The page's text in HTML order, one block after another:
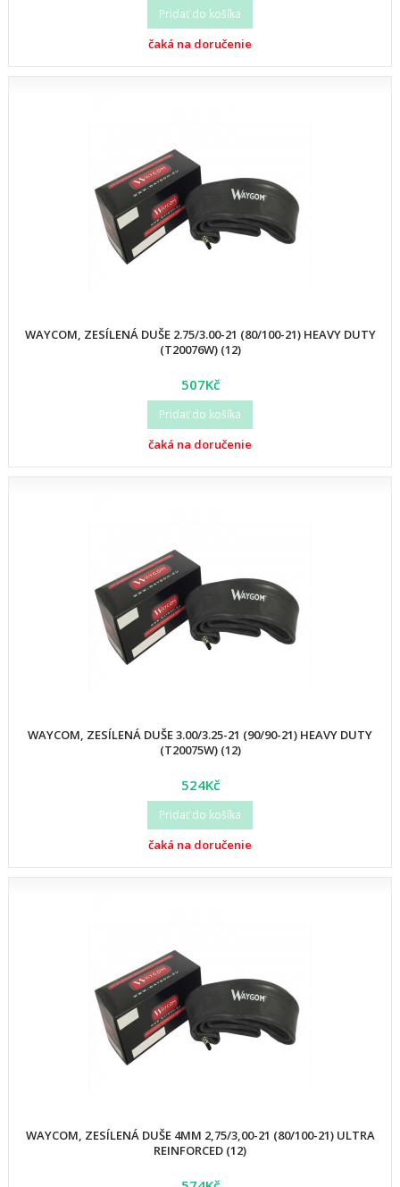
Pridať do košíka
čaká na doručenie
WAYCOM, ZESÍLENÁ DUŠE 2.75/3.00-21 (80/100-21) HEAVY DUTY
(T20076W) (12)
507Kč
Pridať do košíka
čaká na doručenie
WAYCOM, ZESÍLENÁ DUŠE 3.00/3.25-21 (90/90-21) HEAVY DUTY
(T20075W) (12)
524Kč
Pridať do košíka
čaká na doručenie
WAYCOM, ZESÍLENÁ DUŠE 4MM 2,75/3,00-21 (80/100-21) ULTRA
REINFORCED (12)